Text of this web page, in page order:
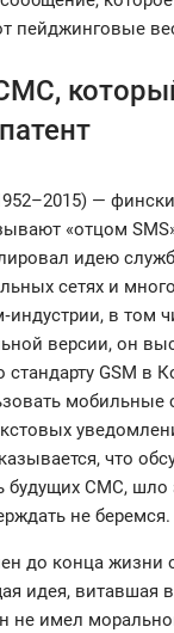
пейджинговые
—
«отцом
идею
сетях и
в том
версии, он
GSM в
мобильные
что
будущих СМС, шло
не беремся.
до конца жизни
идея, витавшая в
не имел